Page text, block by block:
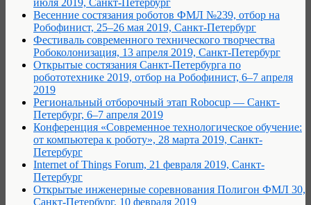
июля 2019, Санкт-Петербург
Весенние состязания роботов ФМЛ №239, отбор на
Робофинист, 25–26 мая 2019, Санкт-Петербург
Фестиваль современного технического творчества
Робоколонизация, 13 апреля 2019, Санкт-Петербург
Открытые состязания Санкт-Петербурга по
робототехнике 2019, отбор на Робофинист, 6–7 апреля
2019
Региональный отборочный этап Robocup — Санкт-
Петербург, 6–7 апреля 2019
Конференция «Современное технологическое обучение:
от компьютера к роботу», 28 марта 2019, Санкт-
Петербург
Internet of Things Forum, 21 февраля 2019, Санкт-
Петербург
Открытые инженерные соревнования Полигон ФМЛ 30,
Санкт-Петербург, 10 февраля 2019